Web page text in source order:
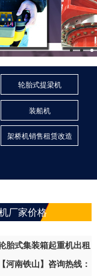
轮胎式提梁机
装船机
架桥机销售租赁改造
厂家价格
胎式集装箱起重机出租
南铁山】咨询热线：